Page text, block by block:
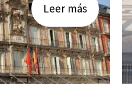
Leer más